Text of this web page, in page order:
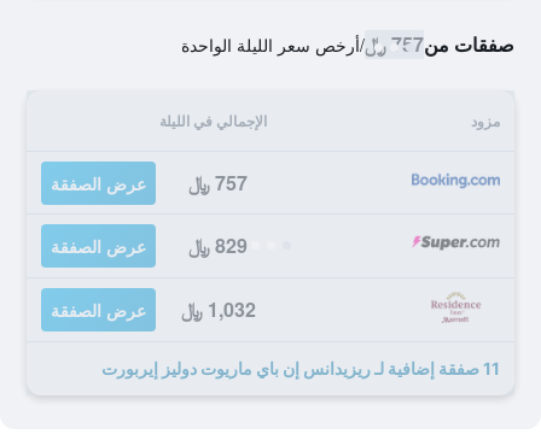
صفقات من757 ﷼ /أرخص سعر الليلة الواحدة
مزود الإجمالي في الليلة
757 ﷼ عرض الصفقة
829 ﷼ عرض الصفقة
1,032 ﷼ عرض الصفقة
11 صفقة إضافية لـ ريزيدانس إن باي ماريوت دوليز إيربورت